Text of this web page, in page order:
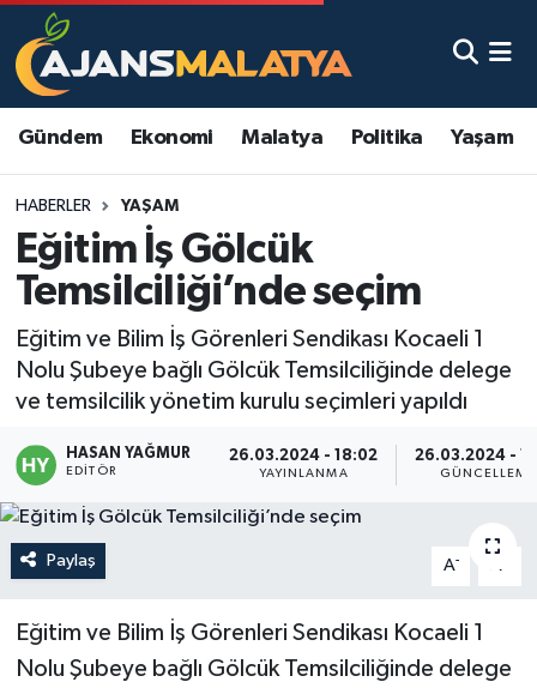
Gündem Ekonomi Malatya Politika Yaşam
HABERLER YAŞAM
Eğitim İş Gölcük
Temsilciliği’nde seçim
Eğitim ve Bilim İş Görenleri Sendikası Kocaeli 1
Nolu Şubeye bağlı Gölcük Temsilciliğinde delege
ve temsilcilik yönetim kurulu seçimleri yapıldı
HASAN YAĞMUR
EDITÖR
26.03.2024 - 18:02
YAYINLANMA
26.03.2024 -
GÜNCELLEME
Paylaş A- A
Eğitim ve Bilim İş Görenleri Sendikası Kocaeli 1
Nolu Şubeye bağlı Gölcük Temsilciliğinde delege
Asayiş
Eğitim
Ekonomi
Gündem
Kadın
Kültür & Sanat
Magazin
Politika
Sağlık
Malatya Nöbetçi Eczaneler
Malatya Namaz Vakitleri
Malatya Trafik Yoğunluk Haritası
TFF 3.Lig 2.Grup Puan Durumu ve Fikstür
Tüm Manşetler
Son Dakika Haberleri
Haber Arşivi